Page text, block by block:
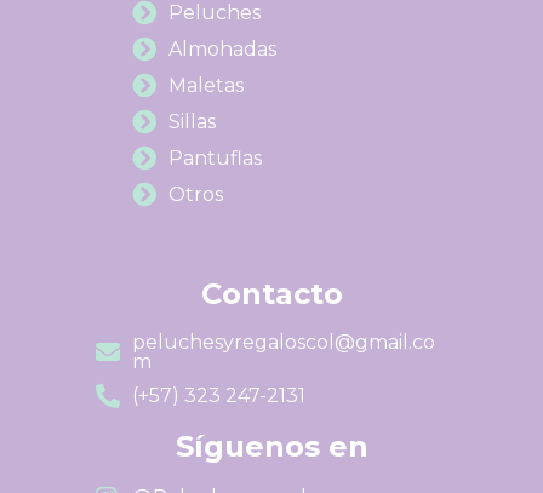
Peluches
Almohadas
Maletas
Sillas
Pantuflas
Otros
Contacto
peluchesyregaloscol@gmail.co
m
(+57) 323 247-2131
Síguenos en